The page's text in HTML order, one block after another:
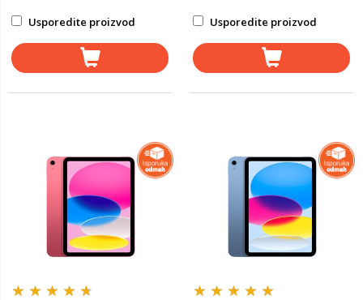
Usporedite proizvod Usporedite proizvod